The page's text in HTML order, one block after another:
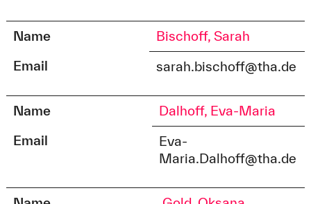
Name
Bischoff, Sarah
Email
sarah.bischoff@tha.de
Name
Dalhoff, Eva-Maria
Email
Eva-
Maria.Dalhoff@tha.de